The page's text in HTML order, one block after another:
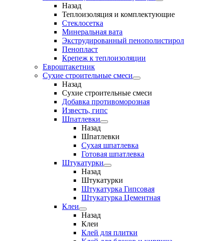
Назад
Теплоизоляция и комплектующие
Стеклосетка
Минеральная вата
Экструдированный пенополистирол
Пенопласт
Крепеж к теплоизоляции
Евроштакетник
Сухие строительные смеси
Назад
Сухие строительные смеси
Добавка противоморозная
Известь, гипс
Шпатлевки
Назад
Шпатлевки
Сухая шпатлевка
Готовая шпатлевка
Штукатурки
Назад
Штукатурки
Штукатурка Гипсовая
Штукатурка Цементная
Клеи
Назад
Клеи
Клей для плитки